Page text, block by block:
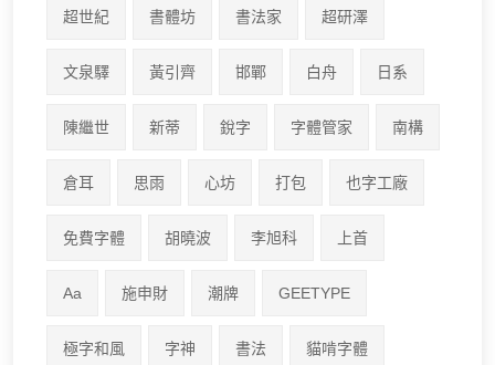
超世紀 書體坊 書法家 超研澤
文泉驛 黃引齊 邯鄲 白舟 日系
陳繼世 新蒂 銳字 字體管家 南構
倉耳 思雨 心坊 打包 也字工廠
免費字體 胡曉波 李旭科 上首
Aa 施申財 潮牌 GEETYPE
極字和風 字神 書法 貓啃字體